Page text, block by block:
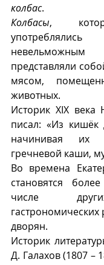
колбас.
Колбасы,
представляли
мясом,
животных.
Историк XIX века
писал: «Из кишëк
начинивая их
гречневой каши,
Во времена
становятся
числе
гастрономических
дворян.
Историк
Д. Галахов (1807 –